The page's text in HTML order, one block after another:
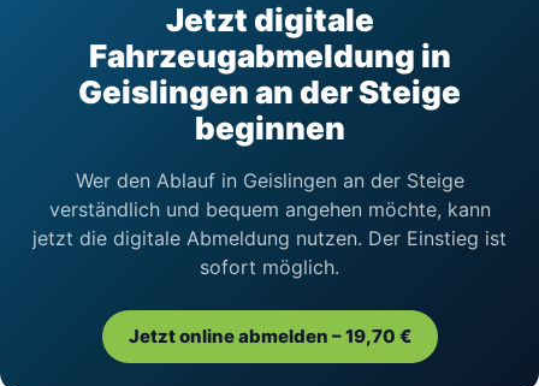
Jetzt digitale
Fahrzeugabmeldung in
Geislingen an der Steige
beginnen
Wer den Ablauf in Geislingen an der Steige
verständlich und bequem angehen möchte, kann
jetzt die digitale Abmeldung nutzen. Der Einstieg ist
sofort möglich.
Jetzt online abmelden – 19,70 €